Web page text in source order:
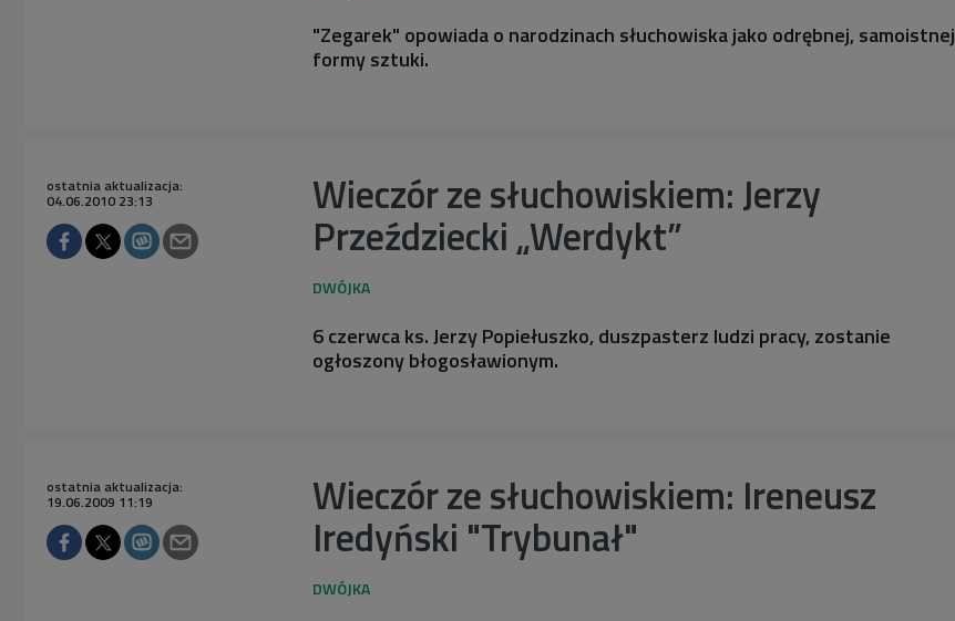
"Zegarek" opowiada o narodzinach słuchowiska jako odrębnej, samoistnej
formy sztuki.
Wieczór ze słuchowiskiem: Jerzy
Przeździecki „Werdykt”
ostatnia aktualizacja:
04.06.2010 23:13
6 czerwca ks. Jerzy Popiełuszko, duszpasterz ludzi pracy, zostanie
ogłoszony błogosławionym.
Wieczór ze słuchowiskiem: Ireneusz
Iredyński "Trybunał"
ostatnia aktualizacja:
19.06.2009 11:19